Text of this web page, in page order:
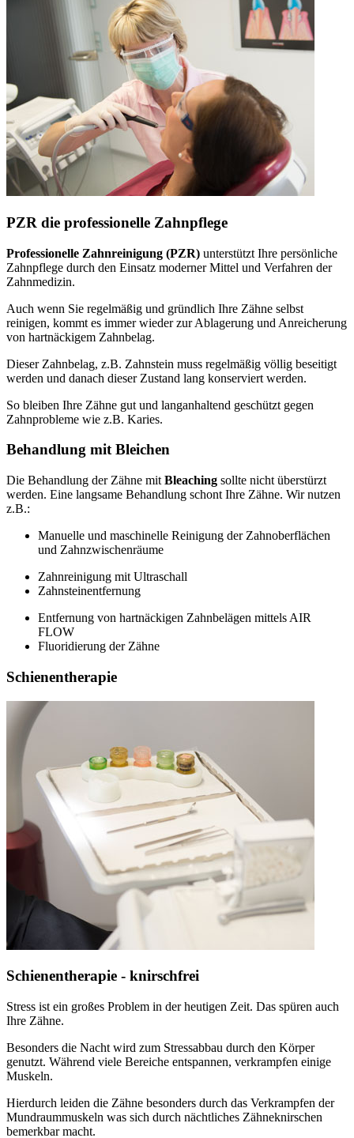
PZR die professionelle Zahnpflege
Professionelle Zahnreinigung (PZR) unterstützt Ihre persönliche
Zahnpflege durch den Einsatz moderner Mittel und Verfahren der
Zahnmedizin.
Auch wenn Sie regelmäßig und gründlich Ihre Zähne selbst
reinigen, kommt es immer wieder zur Ablagerung und Anreicherung
von hartnäckigem Zahnbelag.
Dieser Zahnbelag, z.B. Zahnstein muss regelmäßig völlig beseitigt
werden und danach dieser Zustand lang konserviert werden.
So bleiben Ihre Zähne gut und langanhaltend geschützt gegen
Zahnprobleme wie z.B. Karies.
Behandlung mit Bleichen
Die Behandlung der Zähne mit Bleaching sollte nicht überstürzt
werden. Eine langsame Behandlung schont Ihre Zähne. Wir nutzen
z.B.:
Manuelle und maschinelle Reinigung der Zahnoberflächen
und Zahnzwischenräume
Zahnreinigung mit Ultraschall
Zahnsteinentfernung
Entfernung von hartnäckigen Zahnbelägen mittels AIR
FLOW
Fluoridierung der Zähne
Schienentherapie
Schienentherapie - knirschfrei
Stress ist ein großes Problem in der heutigen Zeit. Das spüren auch
Ihre Zähne.
Besonders die Nacht wird zum Stressabbau durch den Körper
genutzt. Während viele Bereiche entspannen, verkrampfen einige
Muskeln.
Hierdurch leiden die Zähne besonders durch das Verkrampfen der
Mundraummuskeln was sich durch nächtliches Zähneknirschen
bemerkbar macht.